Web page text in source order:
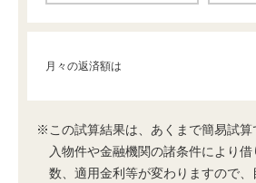
月々の返済額は
※この試算結果は、あくまで簡易試算
入物件や金融機関の諸条件により
数、適用金利等が変わりますので、